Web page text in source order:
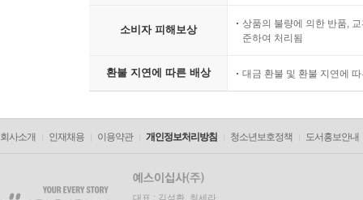
소비자 피해보상
상품의 불량에 의한 반품,
준하여 처리됨
환불 지연에 따른 배상 대금 환불 및 환불 지연에
회사소개 인재채용 이용약관 개인정보처리방침 청소년보호정책 도서홍보안내
대표 : 김석환, 최세라